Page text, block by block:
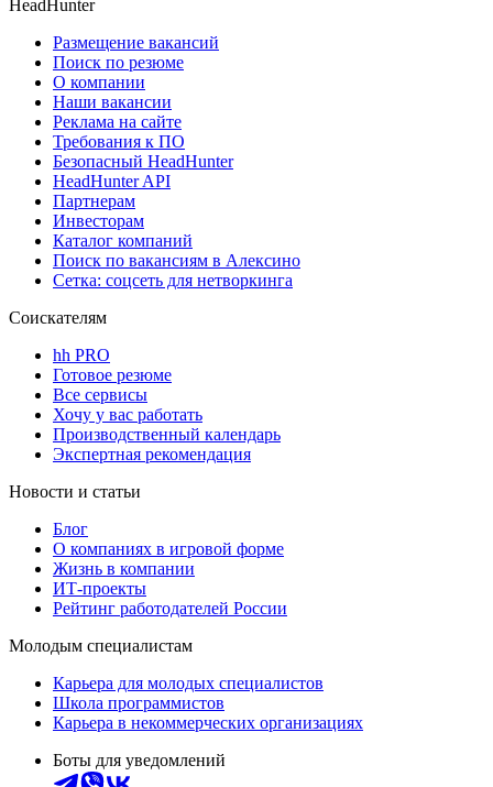
HeadHunter
Размещение вакансий
Поиск по резюме
О компании
Наши вакансии
Реклама на сайте
Требования к ПО
Безопасный HeadHunter
HeadHunter API
Партнерам
Инвесторам
Каталог компаний
Поиск по вакансиям в Алексино
Сетка: соцсеть для нетворкинга
Соискателям
hh PRO
Готовое резюме
Все сервисы
Хочу у вас работать
Производственный календарь
Экспертная рекомендация
Новости и статьи
Блог
О компаниях в игровой форме
Жизнь в компании
ИТ-проекты
Рейтинг работодателей России
Молодым специалистам
Карьера для молодых специалистов
Школа программистов
Карьера в некоммерческих организациях
Боты для уведомлений